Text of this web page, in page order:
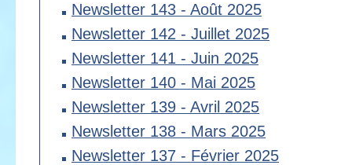
Newsletter 143 - Août 2025
Newsletter 142 - Juillet 2025
Newsletter 141 - Juin 2025
Newsletter 140 - Mai 2025
Newsletter 139 - Avril 2025
Newsletter 138 - Mars 2025
Newsletter 137 - Février 2025